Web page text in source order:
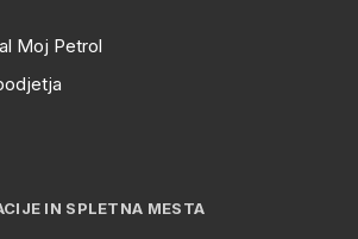
Moj Petrol
IN SPLETNA MESTA